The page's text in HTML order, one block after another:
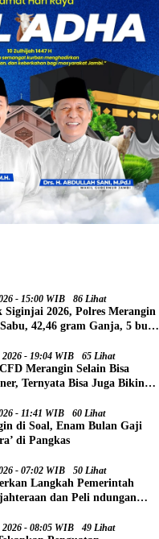
- 15:00 WIB 86 Lihat
Siginjai 2026, Polres Merangin
42,46 gram Ganja, 5 butir
- 19:04 WIB 65 Lihat
Merangin Selain Bisa
Ternyata Bisa Juga Bikin
- 11:41 WIB 60 Lihat
di Soal, Enam Bulan Gaji
di Pangkas
- 07:02 WIB 50 Lihat
Langkah Pemerintah
dan Peli ndungan
- 08:05 WIB 49 Lihat